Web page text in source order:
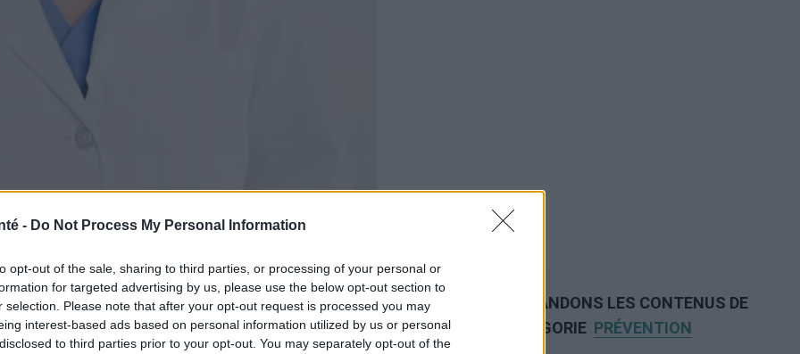
- Do Not Process My Personal Information
opt-out of the sale, sharing to third parties, or processing of your personal or
for targeted advertising by us, please use the below opt-out section to
selection. Please note that after your opt-out request is processed you may
interest-based ads based on personal information utilized by us or personal
to third parties prior to your opt-out. You may separately opt-out of the
ojoimages
NOUS RECOMMANDONS LES CONTENUS DE
LA CATÉGORIE PRÉVENTION